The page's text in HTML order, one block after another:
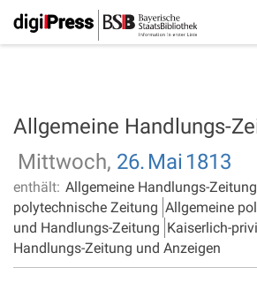
Allgemeine Handlungs-
Mittwoch, 26. Mai 1813
enthält: Allgemeine Handlungs-Zeitung
polytechnische Zeitung Allgemeine
und Handlungs-Zeitung Kaiserlich-
Handlungs-Zeitung und Anzeigen